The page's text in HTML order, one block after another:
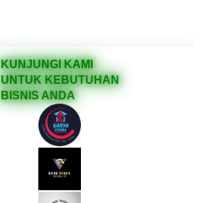
KUNJUNGI KAMI
UNTUK KEBUTUHAN
BISNIS ANDA